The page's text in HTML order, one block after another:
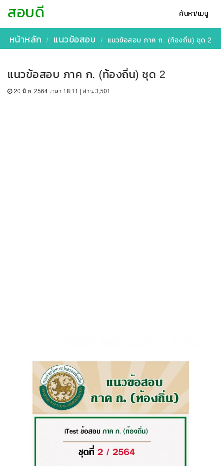
ค้นหา/เมนู
สอบดี
หน้าหลัก แนวข้อสอบ แนวข้อสอบ ภาค ก. (ท้องถิ่น) ชุด 2
แนวข้อสอบ ภาค ก. (ท้องถิ่น) ชุด 2
20 มิ.ย. 2564 เวลา 18:11 | อ่าน 3,501